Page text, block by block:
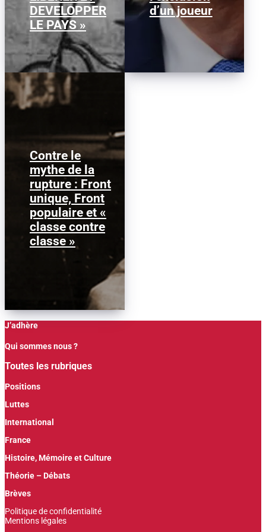
DEVELOPPER
LE PAYS »
d’un joueur
Contre le
mythe de la
rupture : Front
unique, Front
populaire et «
classe contre
classe »
L'article ci-dessous a
été produit dans le
cadre des travaux du
groupe de travail « La...
J’adhère
Qui sommes nous ?
Toutes les rubriques
Positions
Luttes
International
France
Histoire, Mémoire et Culture
Théorie – Débats
Brèves
Politique de confidentialité
Mentions légales